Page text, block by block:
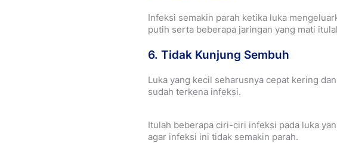
Infeksi semakin parah ketika luka
putih serta beberapa jaringan yang mati
6. Tidak Kunjung Sembuh
Luka yang kecil seharusnya cepat kering
sudah terkena infeksi.
Itulah beberapa ciri-ciri infeksi pada luka
agar infeksi ini tidak semakin parah.